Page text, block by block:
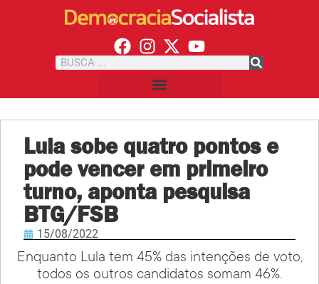
Lula sobe quatro pontos e
pode vencer em primeiro
turno, aponta pesquisa
BTG/FSB
15/08/2022
Enquanto Lula tem 45% das intenções de voto,
todos os outros candidatos somam 46%.